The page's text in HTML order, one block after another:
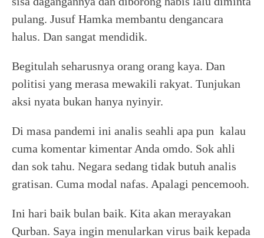
pulang. Jusuf Hamka membantu dengancara
halus. Dan sangat mendidik.
Begitulah seharusnya orang orang kaya. Dan
politisi yang merasa mewakili rakyat. Tunjukan
aksi nyata bukan hanya nyinyir.
Di masa pandemi ini analis seahli apa pun kalau
cuma komentar kimentar Anda omdo. Sok ahli
dan sok tahu. Negara sedang tidak butuh analis
gratisan. Cuma modal nafas. Apalagi pencemooh.
Ini hari baik bulan baik. Kita akan merayakan
Qurban. Saya ingin menularkan virus baik kepada